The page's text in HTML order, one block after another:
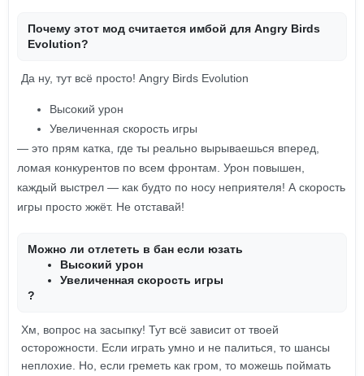
Почему этот мод считается имбой для Angry Birds
Evolution?
Да ну, тут всё просто! Angry Birds Evolution
Высокий урон
Увеличенная скорость игры
— это прям катка, где ты реально вырываешься вперед,
ломая конкурентов по всем фронтам. Урон повышен,
каждый выстрел — как будто по носу неприятеля! А скорость
игры просто жжёт. Не отставай!
Можно ли отлететь в бан если юзать
Высокий урон
Увеличенная скорость игры
?
Хм, вопрос на засыпку! Тут всё зависит от твоей
осторожности. Если играть умно и не палиться, то шансы
неплохие. Но, если греметь как гром, то можешь поймать